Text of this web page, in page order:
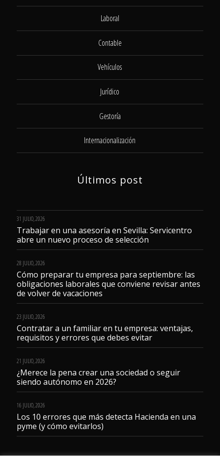
Laboral
Contable
Vehículos
Jurídico
Gestoría
Internacionalización
Últimos post
31 JULIO, 2026
Trabajar en una asesoría en Sevilla: Servicentro
abre un nuevo proceso de selección
28 JULIO, 2026
Cómo preparar tu empresa para septiembre: las
obligaciones laborales que conviene revisar antes
de volver de vacaciones
23 JULIO, 2026
Contratar a un familiar en tu empresa: ventajas,
requisitos y errores que debes evitar
21 JULIO, 2026
¿Merece la pena crear una sociedad o seguir
siendo autónomo en 2026?
16 JULIO, 2026
Los 10 errores que más detecta Hacienda en una
pyme (y cómo evitarlos)